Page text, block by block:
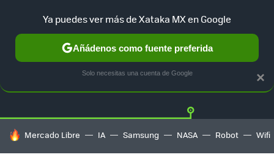
Twitter
HOY SE HABLA DE
Mercado Libre IA Samsung NASA Robot Wifi
×
Ya puedes ver más de Xataka MX en Google
Añádenos como fuente preferida
Solo necesitas una cuenta de Google